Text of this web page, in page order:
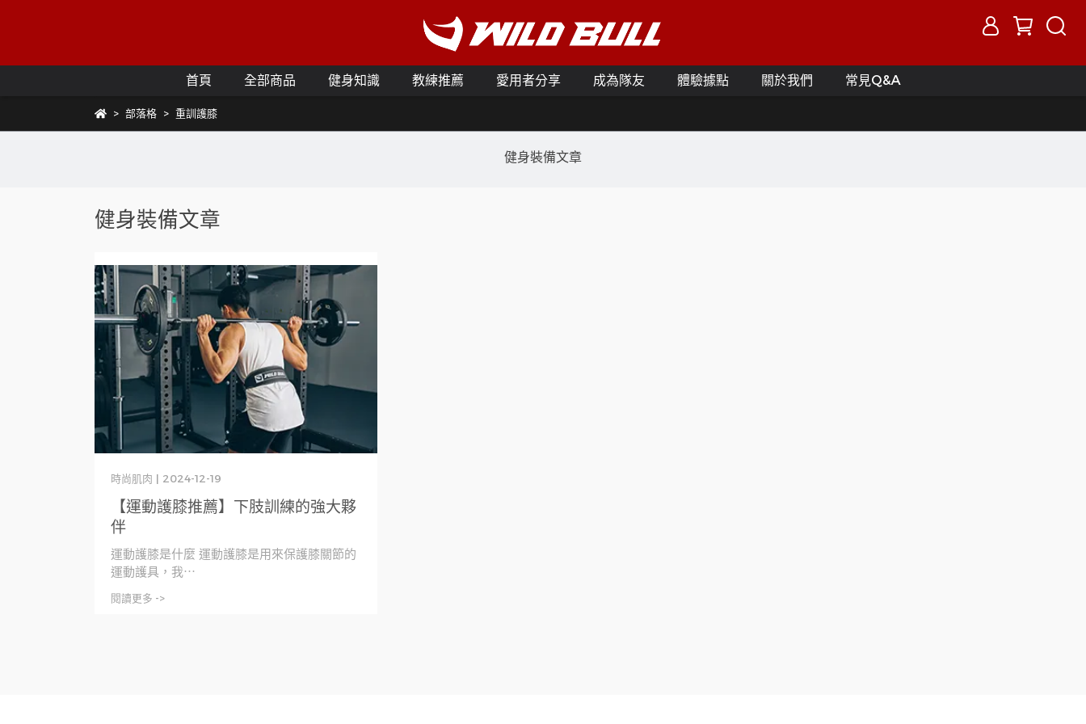
首頁 全部商品 健身知識 教練推薦 愛用者分享 成為隊友 體驗據點 關於我們 常見Q&A
部落格 重訓護膝
健身裝備文章
健身裝備文章
【運動護膝推薦】下肢訓練的強大夥
伴
時尚肌肉 | 2024-12-19
運動護膝是什麼 運動護膝是用來保護膝關節的
運動護具，我⋯
閱讀更多 ->